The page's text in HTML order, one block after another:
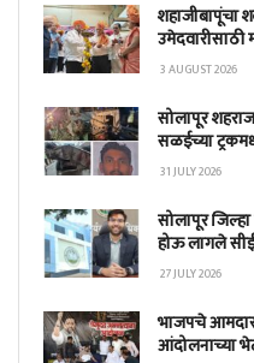
शहाजीबापूंचा
3 AUGUST 2026
सोलापूर
सळईच्या
31 JULY 2026
सोलापूर
होऊ लागले
27 JULY 2026
भाजपचे
आंदोलनाच्या